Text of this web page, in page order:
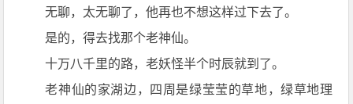
无聊，太无聊了，他再也不想这样过下去了。
是的，得去找那个老神仙。
十万八千里的路，老妖怪半个时辰就到了。
老神仙的家湖边，四周是绿莹莹的草地，绿草地理